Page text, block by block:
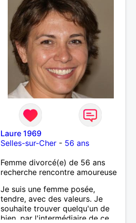
Laure 1969
Selles-sur-Cher- 56 ans
Femme divorcé(e) de 56 ans
recherche rencontre amoureuse
Je suis une femme posée,
tendre, avec des valeurs. Je
souhaite trouver quelqu'un de
bien, par l'intermédiaire de ce